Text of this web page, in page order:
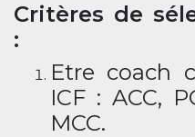
Critères de
:
Etre coach
ICF : ACC,
MCC.